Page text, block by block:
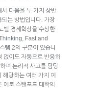
마음을 두 가지 상반
는 방법입니다. 가장
벨 경제학상을 수상한
Fast and
템 2의 구분이 있습니
없이도 자동으로 반응하
며 논리적 사고를 담당
당하는 여러 가지 예
예로 스탠포드 대학의